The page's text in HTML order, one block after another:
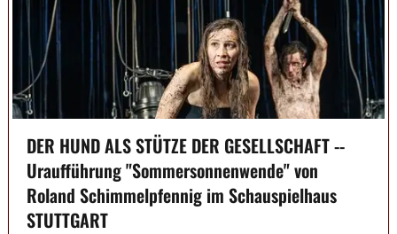
DER HUND ALS STÜTZE DER GESELLSCHAFT --
Uraufführung "Sommersonnenwende" von
Roland Schimmelpfennig im Schauspielhaus
STUTTGART